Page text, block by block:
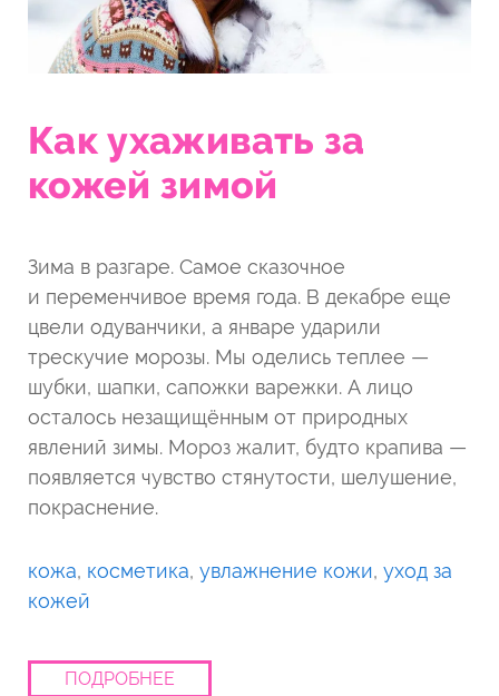
Как ухаживать за
кожей зимой
Зима в разгаре. Самое сказочное
и переменчивое время года. В декабре еще
цвели одуванчики, а январе ударили
трескучие морозы. Мы оделись теплее —
шубки, шапки, сапожки варежки. А лицо
осталось незащищённым от природных
явлений зимы. Мороз жалит, будто крапива —
появляется чувство стянутости, шелушение,
покраснение.
кожа, косметика, увлажнение кожи, уход за
кожей
ПОДРОБНЕЕ